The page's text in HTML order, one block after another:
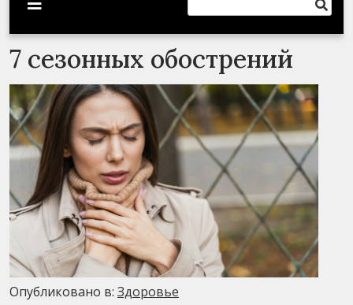
7 сезонных обострений
Опубликовано в: Здоровье